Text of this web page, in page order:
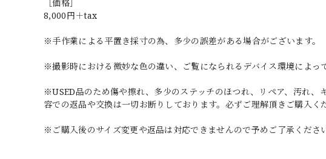
［価格］
8,000円＋tax
※手作業による平置き採寸の為、多少の誤差がある場合がございます。
※撮影時における微妙な色の違い、ご覧になられるデバイス環境によっ
※USED品のため傷や擦れ、多少のステッチのほつれ、リペア、汚れ
容での返品や交換は一切お断りしております。必ずご理解頂きご購入く
※ご購入後のサイズ変更や返品は対応できませんので予めご了承くださ